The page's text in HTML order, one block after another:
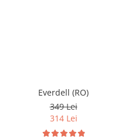
Everdell (RO)
349 Lei
314 Lei